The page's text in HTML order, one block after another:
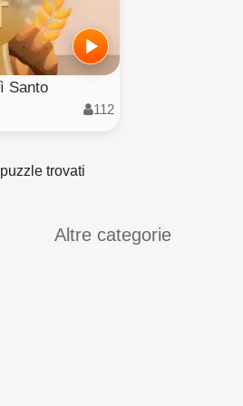
Santo
112
trovati
Altre categorie